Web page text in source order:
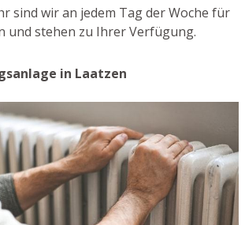
sind wir an jedem Tag der Woche für
und stehen zu Ihrer Verfügung.
in Laatzen